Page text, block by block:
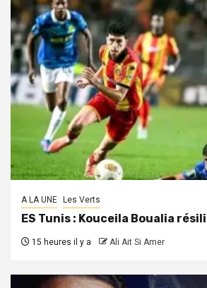
A LA UNE Les Verts
ES Tunis : Kouceila Boualia
15 heures il y a Ali Ait Si Amer